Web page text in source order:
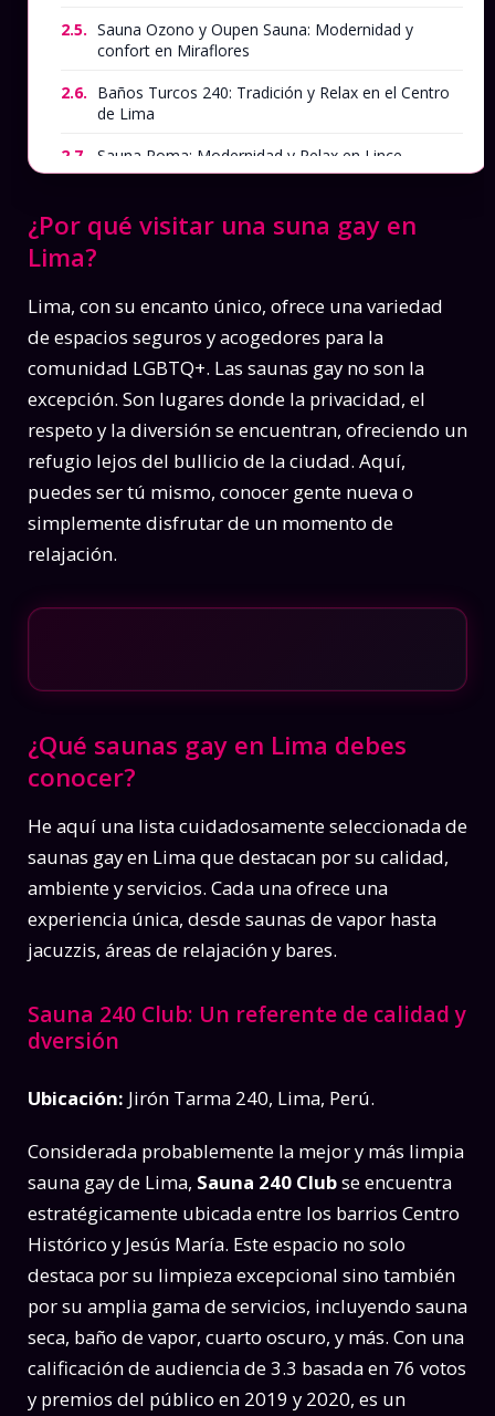
2.5. Sauna Ozono y Oupen Sauna: Modernidad y
confort en Miraflores
2.6. Baños Turcos 240: Tradición y Relax en el Centro
de Lima
2.7.
Sauna Roma: Modernidad y Relax en Lince
(Temporalmente Clausurada)
3.
Saunas gay en Lima
4. ¿Cómo elegir la sauna Gay perfecta para ti?
5. Conclusión: Un encuentro con la dversión y la
¿Por qué visitar una suna gay en
Lima?
Lima, con su encanto único, ofrece una variedad
de espacios seguros y acogedores para la
comunidad LGBTQ+. Las saunas gay no son la
excepción. Son lugares donde la privacidad, el
respeto y la diversión se encuentran, ofreciendo un
refugio lejos del bullicio de la ciudad. Aquí,
puedes ser tú mismo, conocer gente nueva o
simplemente disfrutar de un momento de
relajación.
¿Qué saunas gay en Lima debes
conocer?
He aquí una lista cuidadosamente seleccionada de
saunas gay en Lima que destacan por su calidad,
ambiente y servicios. Cada una ofrece una
experiencia única, desde saunas de vapor hasta
jacuzzis, áreas de relajación y bares.
Sauna 240 Club: Un referente de calidad y
dversión
Ubicación: Jirón Tarma 240, Lima, Perú.
Considerada probablemente la mejor y más limpia
sauna gay de Lima, Sauna 240 Clubse encuentra
estratégicamente ubicada entre los barrios Centro
Histórico y Jesús María. Este espacio no solo
destaca por su limpieza excepcional sino también
por su amplia gama de servicios, incluyendo sauna
seca, baño de vapor, cuarto oscuro, y más. Con una
calificación de audiencia de 3.3 basada en 76 votos
y premios del público en 2019 y 2020, es un